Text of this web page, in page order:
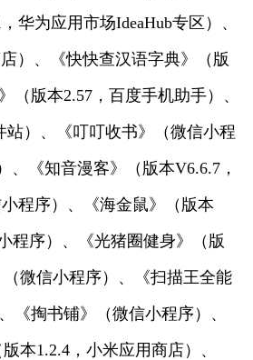
华为应用市场IdeaHub专区）、
）、《快快查汉语字典》（版
（版本2.57，百度手机助手）、
站）、《叮叮收书》（微信小程
《知音漫客》（版本V6.6.7，
程序）、《海金鼠》（版本
程序）、《光猪圈健身》（版
微信小程序）、《扫描王全能
《掏书铺》（微信小程序）、
本1.2.4，小米应用商店）、